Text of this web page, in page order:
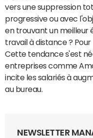
vers une suppression
progressive ou avec
en trouvant un meilleur
travail à distance ? Pour
Cette tendance s'est
entreprises comme
incite les salariés à
au bureau.
NEWSLETTER